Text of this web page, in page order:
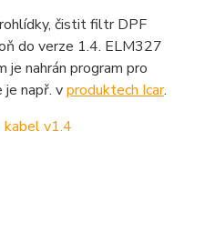
čistit filtr DPF
do verze 1.4. ELM327
nahrán program pro
je např. vproduktech Icar.